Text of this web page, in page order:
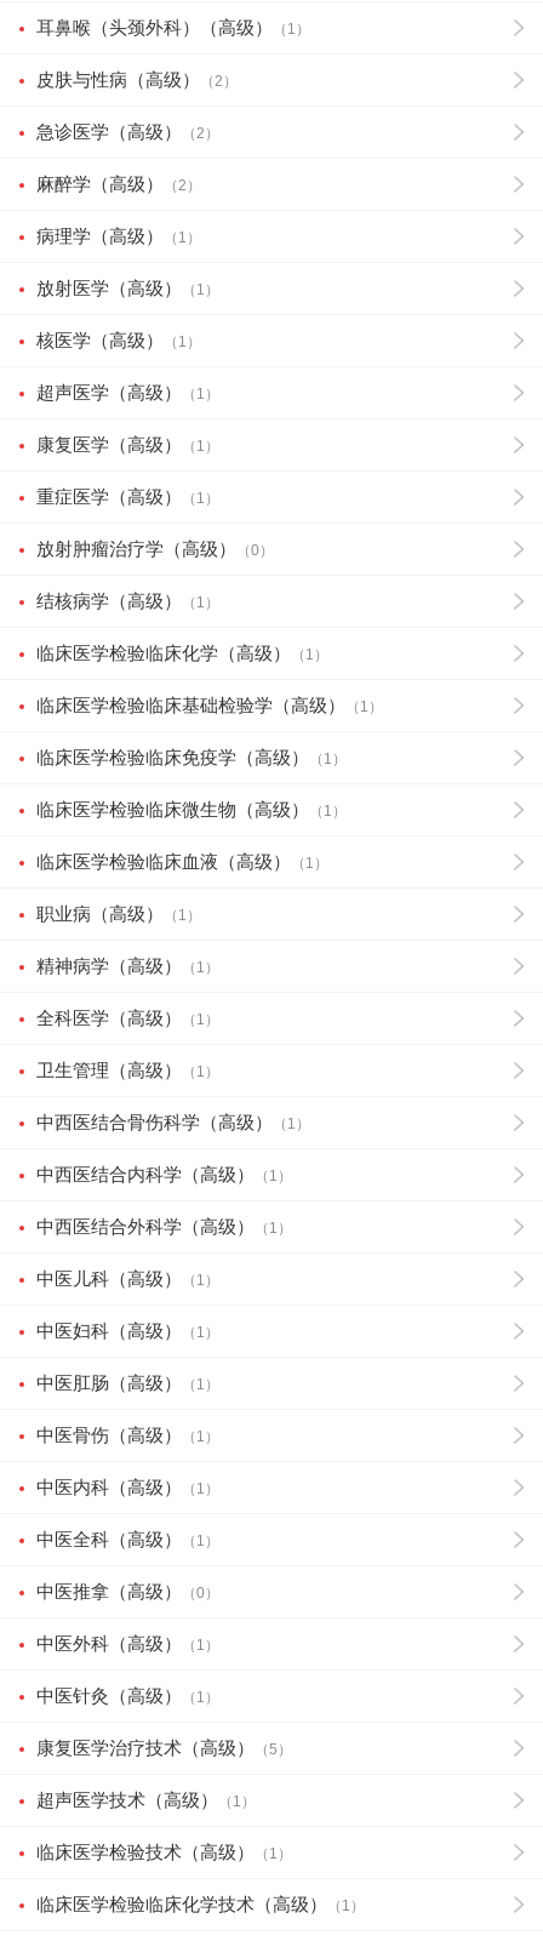
耳鼻喉（头颈外科）（高级） （1）
皮肤与性病（高级） （2）
急诊医学（高级） （2）
麻醉学（高级） （2）
病理学（高级） （1）
放射医学（高级） （1）
核医学（高级） （1）
超声医学（高级） （1）
康复医学（高级） （1）
重症医学（高级） （1）
放射肿瘤治疗学（高级） （0）
结核病学（高级） （1）
临床医学检验临床化学（高级） （1）
临床医学检验临床基础检验学（高级） （1）
临床医学检验临床免疫学（高级） （1）
临床医学检验临床微生物（高级） （1）
临床医学检验临床血液（高级） （1）
职业病（高级） （1）
精神病学（高级） （1）
全科医学（高级） （1）
卫生管理（高级） （1）
中西医结合骨伤科学（高级） （1）
中西医结合内科学（高级） （1）
中西医结合外科学（高级） （1）
中医儿科（高级） （1）
中医妇科（高级） （1）
中医肛肠（高级） （1）
中医骨伤（高级） （1）
中医内科（高级） （1）
中医全科（高级） （1）
中医推拿（高级） （0）
中医外科（高级） （1）
中医针灸（高级） （1）
康复医学治疗技术（高级） （5）
超声医学技术（高级） （1）
临床医学检验技术（高级） （1）
临床医学检验临床化学技术（高级） （1）